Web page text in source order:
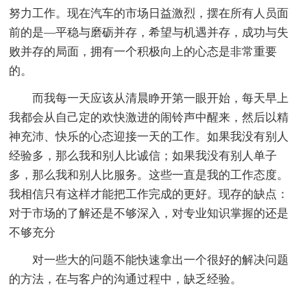
努力工作。现在汽车的市场日益激烈，摆在所有人员面
前的是—平稳与磨砺并存，希望与机遇并存，成功与失
败并存的局面，拥有一个积极向上的心态是非常重要
的。
而我每一天应该从清晨睁开第一眼开始，每天早上
我都会从自己定的欢快激进的闹铃声中醒来，然后以精
神充沛、快乐的心态迎接一天的工作。如果我没有别人
经验多，那么我和别人比诚信；如果我没有别人单子
多，那么我和别人比服务。这些一直是我的工作态度。
我相信只有这样才能把工作完成的更好。现存的缺点：
对于市场的了解还是不够深入，对专业知识掌握的还是
不够充分
对一些大的问题不能快速拿出一个很好的解决问题
的方法，在与客户的沟通过程中，缺乏经验。